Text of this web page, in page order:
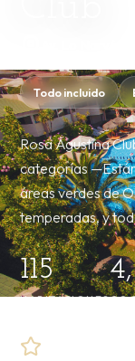
Todo incluido
Rosa Agustina
categorías
áreas verdes de
temperadas, y
115
HABITACIONES